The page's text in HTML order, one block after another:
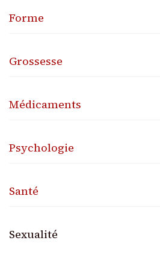
Forme
Grossesse
Médicaments
Psychologie
Santé
Sexualité